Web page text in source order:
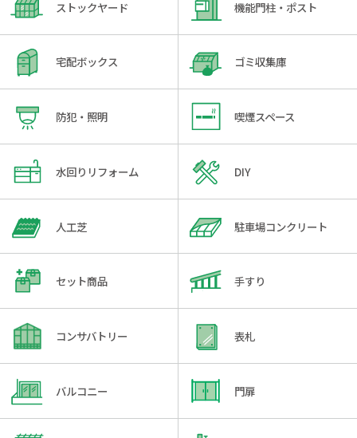
ストックヤード 機能門柱・ポスト
宅配ボックス ゴミ収集庫
防犯・照明 喫煙スペース
水回りリフォーム DIY
人工芝 駐車場コンクリート
セット商品 手すり
コンサバトリー 表札
バルコニー 門扉